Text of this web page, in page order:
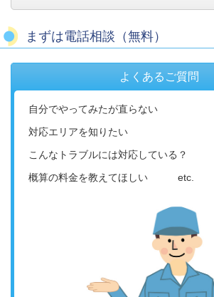
まずは電話相談（無料）
よくあるご質問
自分でやってみたが直らない
対応エリアを知りたい
こんなトラブルには対応している？
概算の料金を教えてほしい etc.